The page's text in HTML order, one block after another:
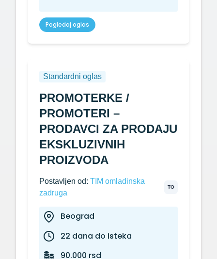
Pogledaj oglas
Standardni oglas
PROMOTERKE /
PROMOTERI –
PRODAVCI ZA PRODAJU
EKSKLUZIVNIH
PROIZVODA
TO
Postavljen od: TIM omladinska
zadruga
Beograd
22 dana do isteka
90.000 rsd